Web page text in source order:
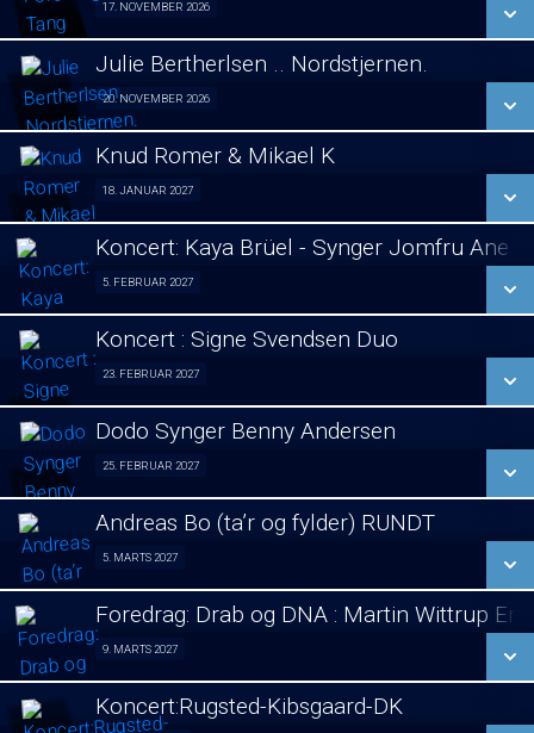
LÆS MERE
17. NOVEMBER 2026Foredrag fra Århus 17/11
SE ALLE DAGE
LÆS MERE
Julie Bertherlsen .. Nordstjernen.
20. NOVEMBER 2026Jule koncert. 20/11
LÆS MERE
Knud Romer & Mikael K
18. JANUAR 2027
LÆS MERE
Koncert: Kaya Brüel - Synger Jomfru Ane
5. FEBRUAR 2027
LÆS MERE
Koncert : Signe Svendsen Duo
23. FEBRUAR 2027
Koncert : Signe Svendsen Duo 23/02
LÆS MERE
Dodo Synger Benny Andersen
25. FEBRUAR 2027
LÆS MERE
Andreas Bo (ta’r og fylder) RUNDT
5. MARTS 2027
LÆS MERE
Foredrag: Drab og DNA : Martin Wittrup
9. MARTS 2027
Koncert:Rugsted-Kibsgaard-DK